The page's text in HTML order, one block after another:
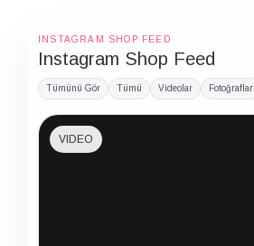
INSTAGRAM SHOP FEED
Instagram Shop Feed
Tümünü Gör Tümü Videolar Fotoğraflar
VIDEO